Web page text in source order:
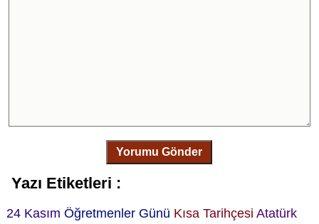
Yorumu Gönder
Yazı Etiketleri :
24 Kasım Öğretmenler Günü Kısa Tarihçesi Atatürk